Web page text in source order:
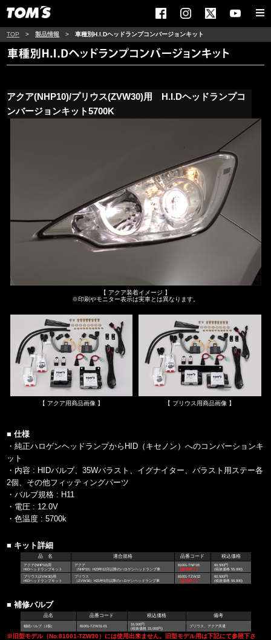
TOP >製品情報 >車種別H.I.Dヘッドランプコンバージョンキット
アクア(NHP10)/プリウス(ZVW30)用 H.I.Dヘッドランプコ
ンバージョンキット5700K
【 アクア装着イメージ 】
※印刷やモニター表示は実車とは異なります。
【 アクア用商品画像 】 【 プリウス用商品画像 】
■ 仕様
・純正ハロゲンヘッドランプからHID（キセノン）へのコンバーションキ
ット
・内容 : HIDバルブ、35Wバラスト、イグナイター、バラスト用ステー各
2個、その他フィッティングパーツ
・バルブ規格 : H11
・電圧 : 12.0V
・色温度 : 5700k
■ キット詳細
品 名 適合規格 品番コード 税込価格
アクア(NHP10)用
HIDヘッドランプキット
アクア
（NHP10）H23年12月以降のハロゲンヘッドランプ車
81001-TNP1B
【販売終了】
60,500円
(税抜価格 55,000)
プリウス(ZVW30)用
HIDヘッドランプキット
プリウス
（ZVW30）H21年5月以降のハロゲンヘッドランプ車
81001-TZW32
【販売終了】
60,500円
(税抜価格 55,000)
■ 補修バルブ
品名 品番コード 税込価格 備考
補給バルブ（1個） 81001-TZW31-01
16,500円
(税抜価格 15,000円)
プリウス、アクア共通
※旧型モデル（No.81001-TZW30）には使用出来ません。旧型モデル用は下記にて参照下さ